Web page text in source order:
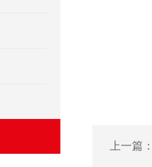
上一篇